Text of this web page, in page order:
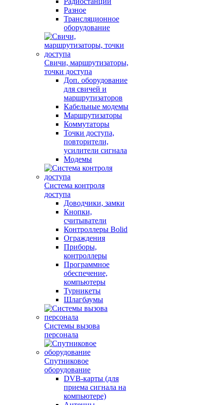
Разное
Трансляционное
оборудование
Свичи, маршрутизаторы,
точки доступа
Доп. оборудование
для свичей и
маршрутизаторов
Кабельные модемы
Маршрутизаторы
Коммутаторы
Точки доступа,
повторители,
усилители сигнала
Модемы
Система контроля
доступа
Доводчики, замки
Кнопки,
считыватели
Контроллеры Bolid
Ограждения
Приборы,
контроллеры
Программное
обеспечение,
компьютеры
Турникеты
Шлагбаумы
Системы вызова
персонала
Спутниковое
оборудование
DVB-карты (для
приема сигнала на
компьютере)